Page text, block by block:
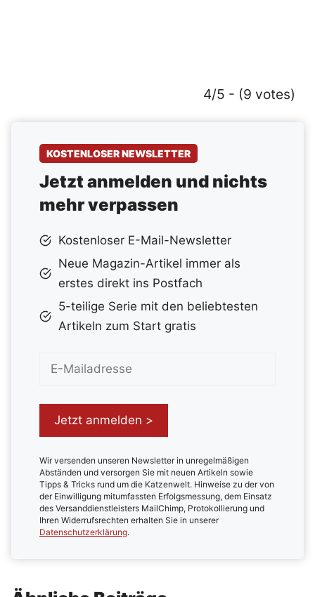
4/5 - (9 votes)
KOSTENLOSER NEWSLETTER
Jetzt anmelden und nichts
mehr verpassen
Kostenloser E-Mail-Newsletter
Neue Magazin-Artikel immer als
erstes direkt ins Postfach
5-teilige Serie mit den beliebtesten
Artikeln zum Start gratis
Wir versenden unseren Newsletter in unregelmäßigen
Abständen und versorgen Sie mit neuen Artikeln sowie
Tipps & Tricks rund um die Katzenwelt. Hinweise zu der von
der Einwilligung mitumfassten Erfolgsmessung, dem Einsatz
des Versanddienstleisters MailChimp, Protokollierung und
Ihren Widerrufsrechten erhalten Sie in unserer
Datenschutzerklärung.